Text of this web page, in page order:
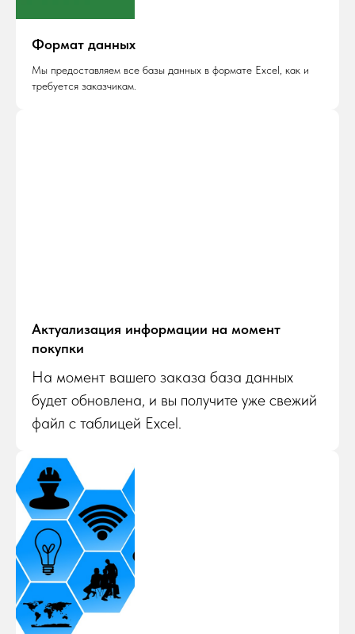
Формат данных
Мы предоставляем все базы данных в формате Excel, как и
требуется заказчикам.
Актуализация информации на момент
покупки
На момент вашего заказа база данных
будет обновлена, и вы получите уже свежий
файл с таблицей Excel.